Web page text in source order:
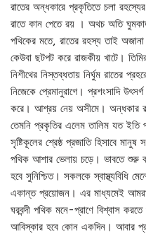
রাতের অন্ধকারে প্রকৃতিতে চলা
রাতে কান পেতে রয় । অথচ অতি
পথিকের মতে, রাতের রহস্য তাই
কেউবা ছটপট করে রাজকীয় খাটে।
নিশীথের নিস্তব্ধতায় নির্ঘুম রাতের
নিজেকে প্রেমানুরাগে। প্রশংসাদি
করে। আশ্রয় নেয় অসীমে। অন্ধকার
তেমনি প্রকৃতির এলেম তালিম যত ইতি
সৃষ্টিকূলের শ্রেষ্ঠ প্রজাতি হিসাবে
পথিক আশার ভেলায় চড়ে। ভাবতে শুরু
হবে সুনিশ্চিত। সকলকে স্বাস্থ্যবিধি
একান্ত প্রয়োজন। এর মাধ্যমেই
ঘরবন্দী পথিক মনে-প্রাণে বিশ্বাস
আবিস্কার হবে কোন একদিন। আবার